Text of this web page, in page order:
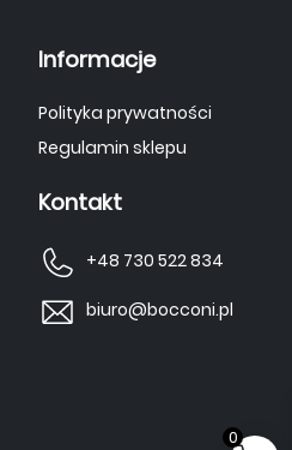
Informacje
Polityka prywatności
Regulamin sklepu
Kontakt
+48 730 522 834
biuro@bocconi.pl
0